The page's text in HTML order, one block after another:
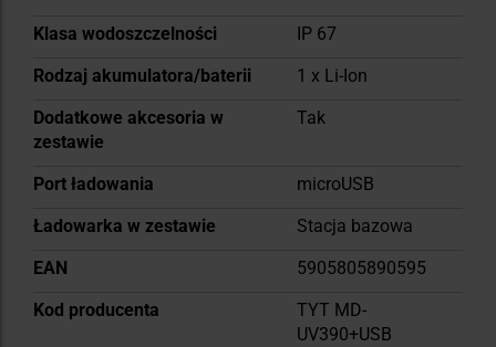
Klasa wodoszczelności
IP 67
Rodzaj akumulatora/baterii
1 x Li-Ion
Dodatkowe akcesoria w
zestawie
Tak
Port ładowania
microUSB
Ładowarka w zestawie
Stacja bazowa
EAN
5905805890595
Kod producenta
TYT MD-
UV390+USB